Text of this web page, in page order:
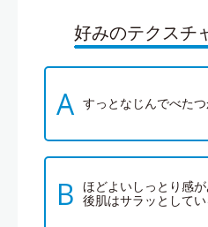
好みのテクスチ
A すっとなじんでべた
B ほどよいしっとり感が
後肌はサラッとして